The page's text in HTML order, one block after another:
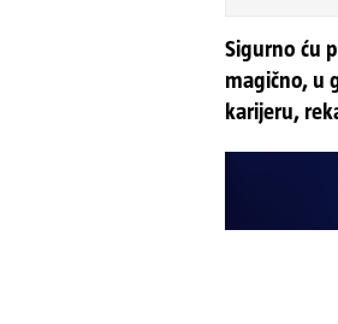
Sigurno ću
magično, u
karijeru,